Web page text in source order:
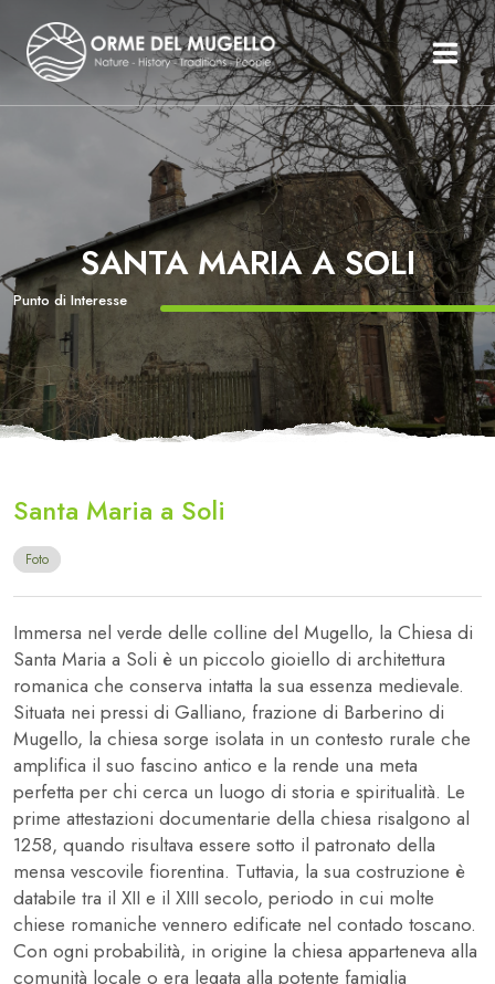
Le Orme Del Mugello
Organizza Il Tuo Mugello
Storie
Testimonianze
News Ed Eventi
Inglese
SANTA MARIA A SOLI
Punto di Interesse
Santa Maria a Soli
Foto
Immersa nel verde delle colline del Mugello, la Chiesa di
Santa Maria a Soli è un piccolo gioiello di architettura
romanica che conserva intatta la sua essenza medievale.
Situata nei pressi di Galliano, frazione di Barberino di
Mugello, la chiesa sorge isolata in un contesto rurale che
amplifica il suo fascino antico e la rende una meta
perfetta per chi cerca un luogo di storia e spiritualità. Le
prime attestazioni documentarie della chiesa risalgono al
1258, quando risultava essere sotto il patronato della
mensa vescovile fiorentina. Tuttavia, la sua costruzione è
databile tra il XII e il XIII secolo, periodo in cui molte
chiese romaniche vennero edificate nel contado toscano.
Con ogni probabilità, in origine la chiesa apparteneva alla
comunità locale o era legata alla potente famiglia